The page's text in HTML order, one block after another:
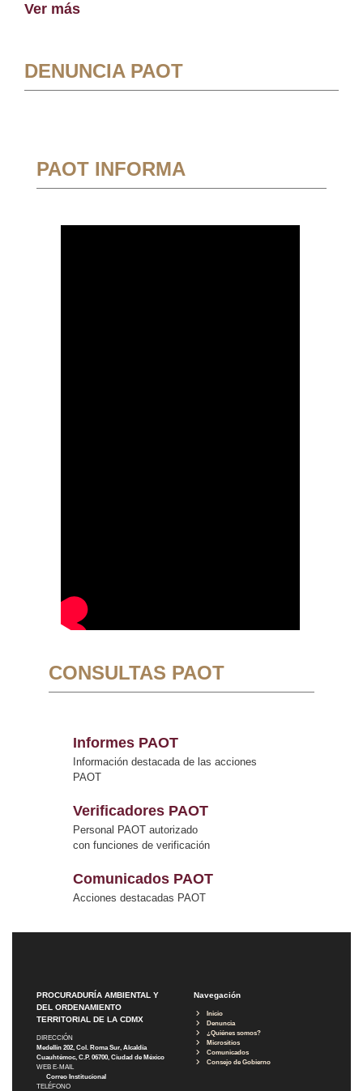
Ver más
DENUNCIA PAOT
PAOT INFORMA
CONSULTAS PAOT
Informes PAOT
Información destacada de las acciones
PAOT
Verificadores PAOT
Personal PAOT autorizado
con funciones de verificación
Comunicados PAOT
Acciones destacadas PAOT
PROCURADURÍA AMBIENTAL Y
DEL ORDENAMIENTO
TERRITORIAL DE LA CDMX
DIRECCIÓN
Medellín 202, Col. Roma Sur, Alcaldía
Cuauhtémoc, C.P. 06700, Ciudad de México
WEB E-MAIL
Correo Institucional
TELÉFONO
Navegación
Inicio
Denuncia
¿Quiénes somos?
Micrositios
Comunicados
Consejo de Gobierno